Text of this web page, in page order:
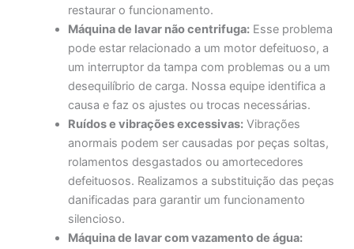
restaurar o funcionamento.
Máquina de lavar não centrifuga: Esse problema
pode estar relacionado a um motor defeituoso, a
um interruptor da tampa com problemas ou a um
desequilíbrio de carga. Nossa equipe identifica a
causa e faz os ajustes ou trocas necessárias.
Ruídos e vibrações excessivas: Vibrações
anormais podem ser causadas por peças soltas,
rolamentos desgastados ou amortecedores
defeituosos. Realizamos a substituição das peças
danificadas para garantir um funcionamento
silencioso.
Máquina de lavar com vazamento de água: